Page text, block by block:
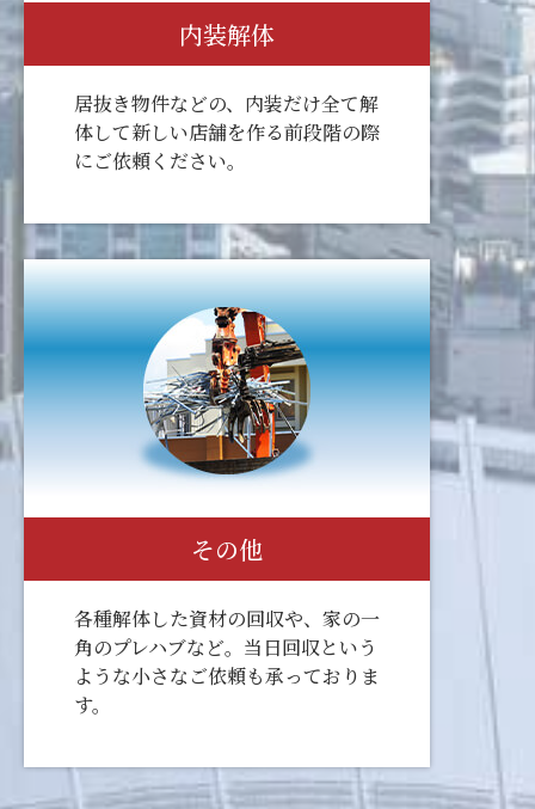
内装解体
居抜き物件などの、内装だけ全て解
体して新しい店舗を作る前段階の際
にご依頼ください。
その他
各種解体した資材の回収や、家の一
角のプレハブなど。当日回収という
ような小さなご依頼も承っておりま
す。